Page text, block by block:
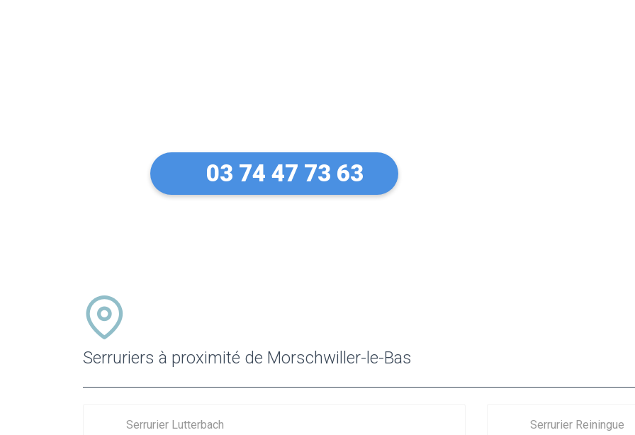
03 74 47 73 63
Serruriers à proximité de Morschwiller-le-Bas
Serrurier Lutterbach Serrurier Reiningue